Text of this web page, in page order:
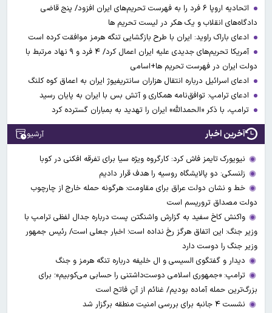
اتحادیه اروپا ۶ فرد را به فهرست تحریم‌های ایران افزود/ پنج قاضی
دادگاه‌های انقلاب و یک هکر در لیست تحریم ها
ادعای باراک راوید: ایران با طرح بازگشایی تنگه هرمز موافقت کرده است
آمریکا تحریم‌های جدیدی علیه ایران اعمال کرد/ ۴ فرد و ۹ نهاد مرتبط با
دولت ایران در فهرست تحریم ها+اسامی
ادعای اسرائیل درباره انتقال هزاران سانتریفیوژ ایران به اعماق کوه کلنگ
ادعای ترامپ: توافق‌نامه همکاری و آتش بس با ایران به پایان رسید
ترامپ، با ذکر «الحمدالله» ایران را تهدید به بمباران گسترده کرد
آخرین اخبار آرشیو
نیویورک تایمز فاش کرد: کارگروه ویژه سیا برای تفرقه افکنی در کوبا
زلنسکی: دو پالایشگاه روسیه را هدف قرار دادیم
خط و نشان دولت عراق برای مقاومت: هرگونه حمله خارج از چارچوب
دولت مصداق تروریسم است
واکنش کاخ سفید به گزارش واشنگتن پست درباره جدال لفظی ترامپ با
وزیر جنگ: این اتفاق هرگز رخ نداده است؛ اخبار جعلی است/ رئیس جمهور
وزیر جنگ را دوست دارد
دیدار و گفتگوی السیسی و ال خلیفه درباره تنگه هرمز و جنگ
ترامپ: «جمهوری اسلامی دوست‌داشتنی را حسابی می‌کوبیم»؛ برای
بزرگ‌ترین حمله آماده بودیم/ غنائم از آنِ فاتح است
نشست ۴ جانبه برای بررسی امنیت منطقه برگزار شد